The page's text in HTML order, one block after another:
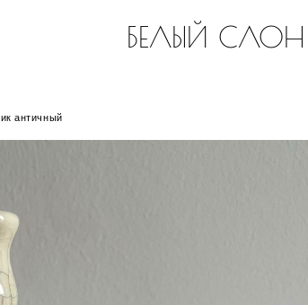
БЕЛЫЙ СЛОН
античный